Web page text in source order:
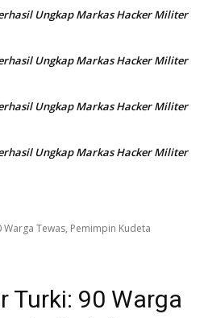
Ungkap Markas Hacker Militer
Ungkap Markas Hacker Militer
Ungkap Markas Hacker Militer
Ungkap Markas Hacker Militer